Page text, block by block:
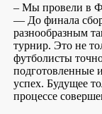
– Мы провели в
— До финала
разнообразным
турнир. Это не
футболисты
подготовленные
успех. Будущее
процессе